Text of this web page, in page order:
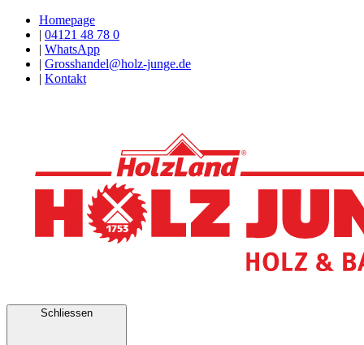
Homepage
| 04121 48 78 0
| WhatsApp
| Grosshandel@holz-junge.de
| Kontakt
Schliessen